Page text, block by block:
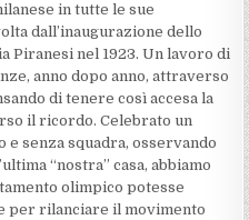
in tutte le sue
dall’inaugurazione dello
Piranesi nel 1923. Un lavoro di
anno dopo anno, attraverso
di tenere così accesa la
il ricordo. Celebrato un
e senza squadra, osservando
“nostra” casa, abbiamo
olimpico potesse
per rilanciare il movimento